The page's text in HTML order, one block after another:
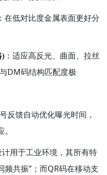
：在低对比度金属表面更好分
) ：适应高反光、曲面、拉丝
DM码结构匹配度极
反馈自动优化曝光时间，
。
计用于工业环境，其所有特
频共振” ；而QR码在移动支